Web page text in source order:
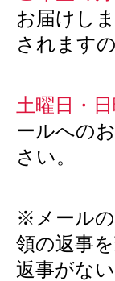
お届けしま
されます
土曜日・
ールへの
さい。
※メール
領の返事
返事がな